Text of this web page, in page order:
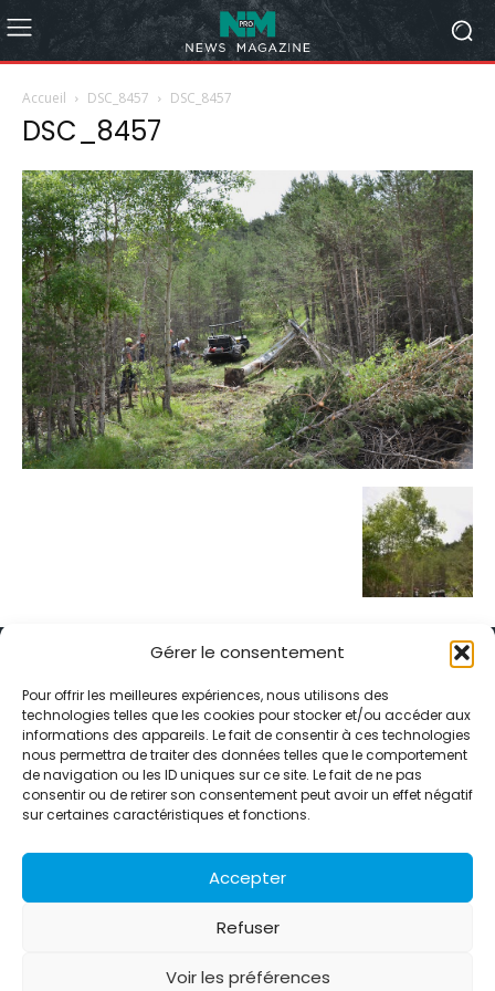
Gérer le consentement
Pour offrir les meilleures expériences, nous utilisons des
technologies telles que les cookies pour stocker et/ou accéder aux
informations des appareils. Le fait de consentir à ces technologies
nous permettra de traiter des données telles que le comportement
de navigation ou les ID uniques sur ce site. Le fait de ne pas
consentir ou de retirer son consentement peut avoir un effet négatif
sur certaines caractéristiques et fonctions.
Accepter
Refuser
Voir les préférences
Accueil DSC_8457 DSC_8457
DSC_8457
Alternative Média est une agence de relations presse et de
relations publiques basée à Grenoble. Depuis 1995, elle conçoit et
pilote des stratégies de visibilité en France et à l’international
grâce à un réseau d’agences partenaires.